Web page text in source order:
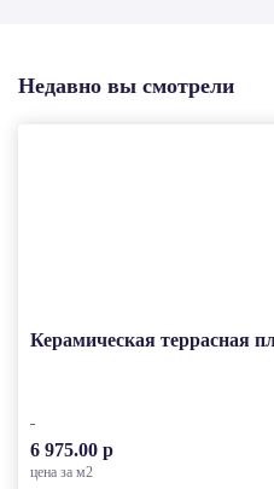
Недавно вы смотрели
Керамическая террасная
6 975.00 р
цена за м2